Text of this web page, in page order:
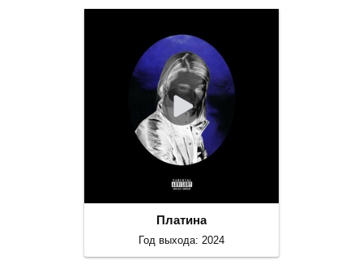
Платина
Год выхода: 2024